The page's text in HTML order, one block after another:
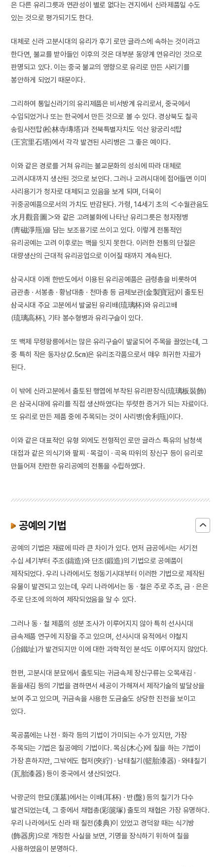
은 다른 유리그릇과 연관성이 별로 없다는 견지에서 신라제품일 수도
있는 것으로 평가되기도 한다.
대체로 신라 고분시대의 유리가 후기 로만 글라스에 속하는 것이라고
한다면, 불교를 받아들인 이후의 것은 대부분 동양계 연유리인 것으로
판명되고 있다. 이는 중국 불교의 영향으로 유리로 만든 사리기를
봉안하게 되었기 때문이다.
그리하여 통일신라기의 유리제품은 비서방계 유리로서, 중국에서
수입되었거나 또는 한국에서 만든 것으로 볼 수 있다. 경상북도 칠곡
송림사전탑(松林寺塼塔)과 전북특별자치도 익산 왕궁리석탑
(王宮里石塔)에서 각각 발견된 사리병은 그 좋은 예이다.
이와 같은 경로를 거쳐 유리는 불교문화의 성쇠에 따라 대체로
고려시대까지 생산된 것으로 보인다. 그러나 고려시대에 접어들면 이미
사리용기가 청자로 대체되고 있음을 보게 되며, 더욱이
귀중공예품으로서의 가치도 반감된다. 가령, 14세기 초의 ＜수월관음도
水月觀音圖＞와 같은 고려불화에 나타난 유리그릇은 청자정병
(靑磁淨甁)을 담는 보조용기로 쓰이고 있다. 이렇게 전통적인
유리공예는 고려 이후로는 맥을 잇지 못한다. 이러한 전통의 단절은
대량생산의 근대적 유리공업으로 이어질 때까지 계속된다.
삼국시대 이래 한반도에서 이용된 유리공예품은 금령총을 비롯하여
금관총 · 서봉총 · 황남대총 · 천마총 등 금제보관(金製寶冠)이 출토된
삼국시대 주요 고분에서 발굴된 유리배(琉璃杯)와 유리고배
(琉璃高杯), 기타 봉수형병과 유리구슬이 있다.
또 백제 무령왕릉에서는 많은 유리구슬이 발굴되어 주목을 끌었는데, 그
중 특히 작은 동자상(2.5㎝)은 유리조각품으로서 매우 희귀한 자료가
된다.
이 밖에 신라고분에서 출토된 행엽에 부착된 유리판장식(琉璃板裝飾)
은 삼국시대에 유리를 직접 생산하였다는 뚜렷한 증거가 되는 자료이다.
또 유리로 만든 제품 중에 주목되는 것이 사리병(舍利甁)이다.
이와 같은 대표적인 유형 외에도 전형적인 로만 글라스 특유의 남청색
대접과 같은 의식기와 팔찌 · 목걸이 · 곡옥 따위의 장신구 등이 유리로
만들어져 찬란한 유리공예의 전통을 수립하였다.
공예의 기법
공예의 기법은 재료에 따라 큰 차이가 있다. 먼저 금공에서는 서기전
수십 세기부터 주조(鑄造)와 단조(鍛造)의 기법으로 공예품이
제작되었다. 우리 나라에서도 청동기시대부터 이러한 기법으로 제작된
유물이 발견되고 있는데, 우리 나라에서는 동 · 철은 주로 주조, 금 · 은은
주로 단조에 의하여 제작되었음을 알 수 있다.
그러나 동 · 철 제품의 성분 조사가 이루어지지 않아 특히 선사시대
금속제품 연구에 지장을 주고 있으며, 선사시대 유적에서 야철지
(冶鐵址)가 발견되지만 이에 대한 과학적인 분석도 이루어지지 않았다.
한편, 고분시대 분묘에서 출토되는 귀금속제 장신구류는 오목새김 ·
돋을새김 등의 기법을 겸하면서 세공이 가해져서 제작기술의 발달상을
보여 주고 있으며, 귀금속을 사용한 도금술도 상당한 진전을 보이고
있다.
목공품에는 나전 · 화각 등의 기법이 가미되는 수가 있지만, 가장
주목되는 기법은 칠공예의 기법이다. 목심(木心)에 칠을 하는 기법이
가장 흔하지만, 그밖에도 협저(夾紵) · 남태칠기(籃胎漆器) · 와태칠기
(瓦胎漆器) 등이 중국에서 생산되었다.
낙랑군의 한묘(漢墓)에서는 이배(耳杯) · 반(盤) 등의 칠기가 다수
발견되었는데, 그 중에서 채협총(彩篋塚) 출토의 채협은 가장 유명하다.
우리 나라에서도 신라 때 칠전(漆典)이 있었고 경덕왕 때는 식기방
(飾器房)으로 개칭한 사실을 보면, 기명을 장식하기 위하여 칠을
사용하였음이 분명하다.